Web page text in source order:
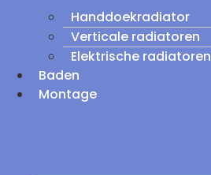
Handdoekradiator
Verticale radiatoren
Elektrische radiatoren
Baden
Montage